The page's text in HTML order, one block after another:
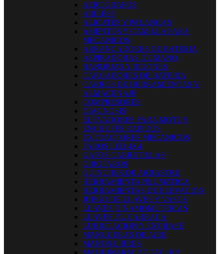
AEROGRAFOS
AIRLESS
ALICATES Y PALANCAS
ASIENTOS Y CAMILLA PARA
MECANICOS
ARRANCADORES DE BATERIA
ASPIRADORAS DE MANO
BANDEJAS Y BIDONES
CARGADORES DE BATERÍA
CARROS DE HERRAMIENTAS Y
ALMACENAJE
COMPRESORES
DIAGNOSIS
ELEVADORES PARA MOTOS
ENCHUFES RAPIDOS
EXTRACTORES MECANICOS
FAROS LED 4X4
GATOS CARRETILLAS
GIROFAROS
GUINCHES DE ARRASTRE
HERRAMIENTA NEUMATICA
HERRAMIENTAS DE ELEVACION
JUEGO DE LLAVES Y VASOS
LLAVES DINAMOMETRICAS
LLAVES DE CARRACA
LUBRICACION Y ENGRASE
MANGUERAS DE AIRE
MANOS LIBRES
MAQUINARIA DE TALLER